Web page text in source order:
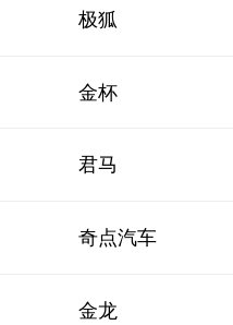
极狐
金杯
君马
奇点汽车
金龙